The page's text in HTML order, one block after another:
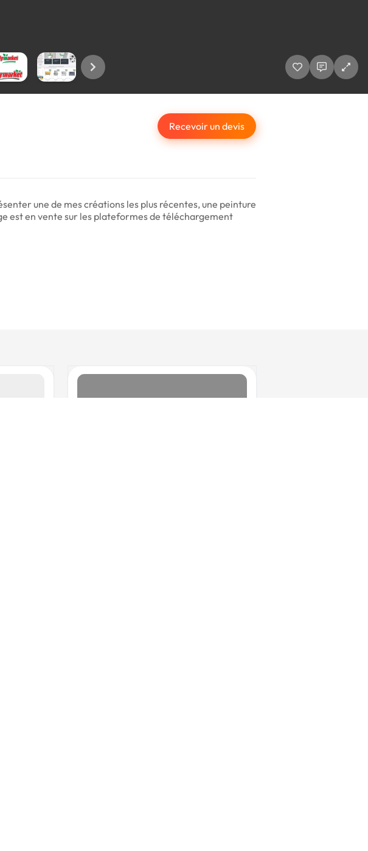
Recevoir un devis
une de mes créations les plus récentes, une peinture
est en vente sur les plateformes de téléchargement